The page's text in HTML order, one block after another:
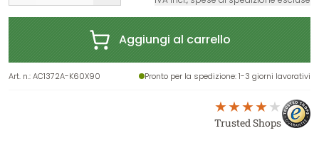
Aggiungi al carrello
Art. n.:AC1372A-K60X90 Pronto per la spedizione: 1-3 giorni lavorativi
Trusted Shops